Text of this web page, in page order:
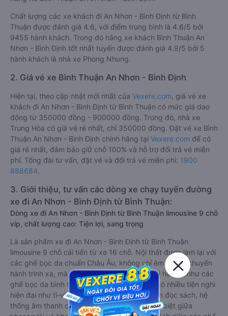
Chất lượng các xe khách đi An Nhơn - Bình Định từ Bình
Thuận được đánh giá 4.6, với điểm trung bình là 4.6/5 bởi
9455 hành khách. Trong đó hãng xe khách Bình Thuận An
Nhơn - Bình Định tốt nhất tuyến được đánh giá 4.9/5 bởi 5
hành khách là nhà xe Phong Nhung.
2. Giá vé xe Bình Thuận An Nhơn - Bình Định
Hiện tại, theo cập nhật mới nhất của Vexere.com , giá vé xe
khách đi An Nhơn - Bình Định từ Bình Thuận có mức giá dao
động từ 350000 đồng - 900000 đồng. Trong đó, nhà xe
Trung Hòa có giá vé rẻ nhất, chỉ 350000 đồng. Đặt vé xe Bình
Thuận An Nhơn - Bình Định chính hãng tại Vexere.com để có
giá rẻ nhất, đảm bảo giữ chỗ 100% và hỗ trợ đổi trả vé miễn
phí. Tổng đài tư vấn, đặt vé và đổi trả vé miễn phí: 1900
888684.
3. Giới thiệu, tư vấn các dòng xe chạy tuyến đường
xe đi An Nhơn - Bình Định từ Bình Thuận:
Dòng xe đi An Nhơn - Bình Định từ Bình Thuận limousine 9 chỗ
vip, chất lượng cao: Tiện lợi, sang trọng
Là sản phẩm xe đi An Nhơn - Bình Định từ Bình Thuận
limousine 9 chỗ cải tiến từ xe 16 chỗ. Nội thất được làm lại với
các ghế bọc da chuẩn Châu Âu, không chỉ êm ái cho chuyến
hành trình xa, mà còn mát mẻ và không hề bị hầm bí như các
ghế bọc da bình thường. Kèm theo các ghế có nhiều tiện nghi
hiện đại như ti-vi, tủ lạnh mini, ổ cắm usb, đèn đọc sách, hệ
thống âm thanh cao cấp. Có vách ngăn riêng biệt giữa